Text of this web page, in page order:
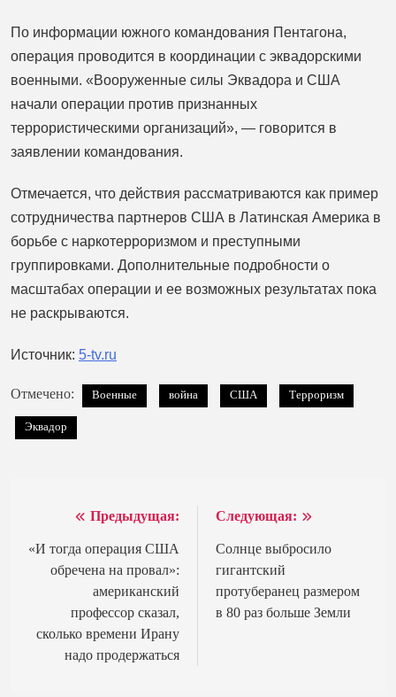
По информации южного командования Пентагона,
операция проводится в координации с эквадорскими
военными. «Вооруженные силы Эквадора и США
начали операции против признанных
террористическими организаций», — говорится в
заявлении командования.
Отмечается, что действия рассматриваются как пример
сотрудничества партнеров США в Латинская Америка в
борьбе с наркотерроризмом и преступными
группировками. Дополнительные подробности о
масштабах операции и ее возможных результатах пока
не раскрываются.
Источник: 5-tv.ru
Отмечено: Военные война США Терроризм
Эквадор
Навигация
по
записям
Предыдущая:
«И тогда операция США
обречена на провал»:
американский
профессор сказал,
сколько времени Ирану
надо продержаться
Следующая:
Солнце выбросило
гигантский
протуберанец размером
в 80 раз больше Земли